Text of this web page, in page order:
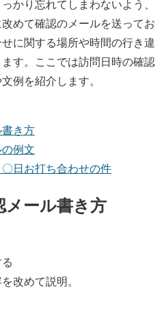
かり忘れてしまわないよう、
めて確認のメールを送ってお
に関する場所や時間の行き違
す。ここでは訪問日時の確認
例を紹介します。
き方
例文
日お打ち合わせの件
ール書き方
改めて説明。